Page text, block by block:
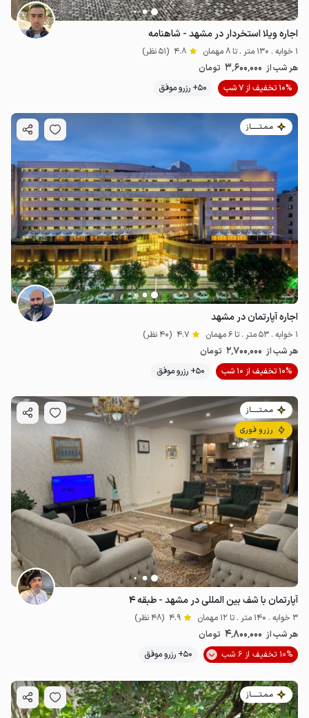
اجاره ویلا استخردار در مشهد - شاهنامه
1 خوابه . 130 متر . تا 8 مهمان 4.8 (51 نظر)
هر شب از 3٬600٬000 تومان
10% تخفیف از 7 شب
50+ رزرو موفق
مـمـتــــــاز
اجاره آپارتمان در مشهد
1 خوابه . 53 متر . تا 6 مهمان 4.7 (40 نظر)
هر شب از 2٬700٬000 تومان
10% تخفیف از 10 شب
50+ رزرو موفق
مـمـتــــــاز
رزرو فوری
آپارتمان با شف بین المللی در مشهد - طبقه ۴
3 خوابه . 140 متر . تا 12 مهمان 4.9 (48 نظر)
هر شب از 4٬800٬000 تومان
10% تخفیف از 6 شب
50+ رزرو موفق
مـمـتــــــاز